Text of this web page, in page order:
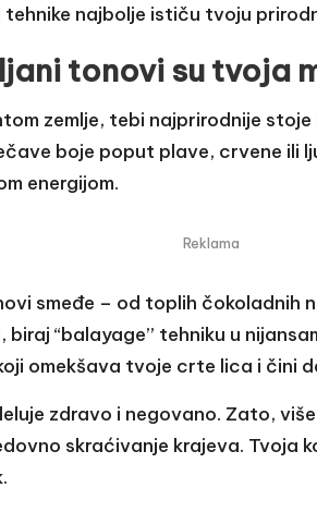
tehnike najbolje ističu tvoju
tonovi su tvoja
zemlje, tebi najprirodnije
boje poput plave, crvene ili
energijom.
Reklama
smeđe – od toplih čokoladnih
“balayage” tehniku u
omekšava tvoje crte lica i čini
zdravo i negovano. Zato,
skraćivanje krajeva. Tvoja